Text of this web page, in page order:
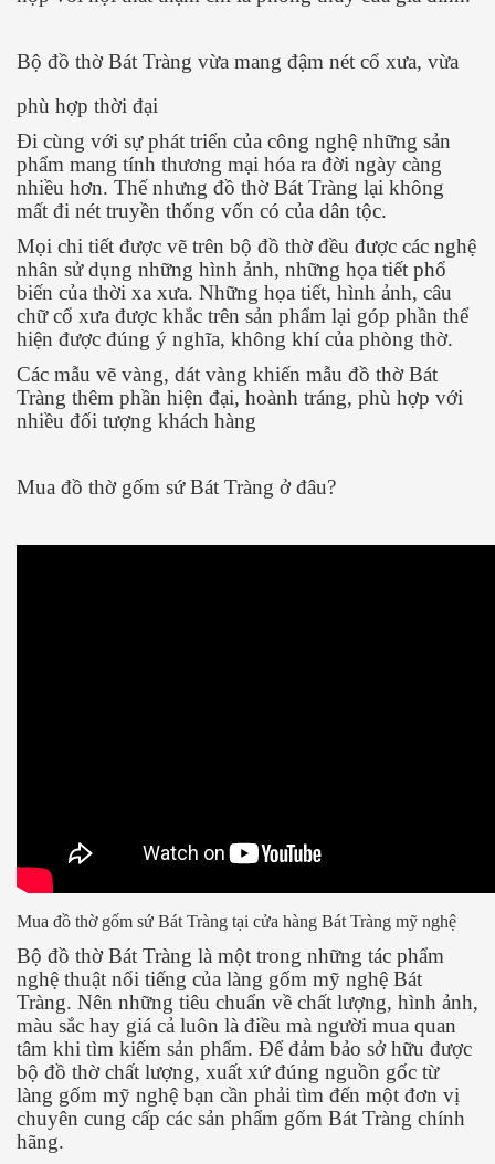
Bộ đồ thờ Bát Tràng vừa mang đậm nét cổ xưa, vừa
phù hợp thời đại
Đi cùng với sự phát triển của công nghệ những sản
phẩm mang tính thương mại hóa ra đời ngày càng
nhiều hơn. Thế nhưng đồ thờ Bát Tràng lại không
mất đi nét truyền thống vốn có của dân tộc.
Mọi chi tiết được vẽ trên bộ đồ thờ đều được các nghệ
nhân sử dụng những hình ảnh, những họa tiết phổ
biến của thời xa xưa. Những họa tiết, hình ảnh, câu
chữ cổ xưa được khắc trên sản phẩm lại góp phần thể
hiện được đúng ý nghĩa, không khí của phòng thờ.
Các mẫu vẽ vàng, dát vàng khiến mẫu đồ thờ Bát
Tràng thêm phần hiện đại, hoành tráng, phù hợp với
nhiều đối tượng khách hàng
Mua đồ thờ gốm sứ Bát Tràng ở đâu?
Mua đồ thờ gốm sứ Bát Tràng tại cửa hàng Bát Tràng mỹ nghệ
Bộ đồ thờ Bát Tràng là một trong những tác phẩm
nghệ thuật nổi tiếng của làng gốm mỹ nghệ Bát
Tràng. Nên những tiêu chuẩn về chất lượng, hình ảnh,
màu sắc hay giá cả luôn là điều mà người mua quan
tâm khi tìm kiếm sản phẩm. Để đảm bảo sở hữu được
bộ đồ thờ chất lượng, xuất xứ đúng nguồn gốc từ
làng gốm mỹ nghệ bạn cần phải tìm đến một đơn vị
chuyên cung cấp các sản phẩm gốm Bát Tràng chính
hãng.